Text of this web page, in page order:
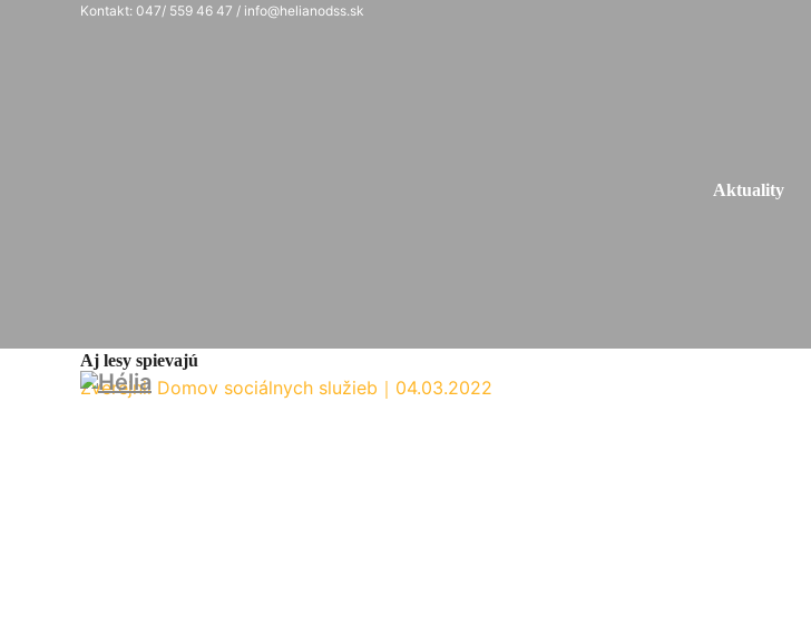
Kontakt: 047/ 559 46 47 / info@helianodss.sk
Aktuality
Aj lesy spievajú
Zverejnil Domov sociálnych služieb ｜ 04.03.2022